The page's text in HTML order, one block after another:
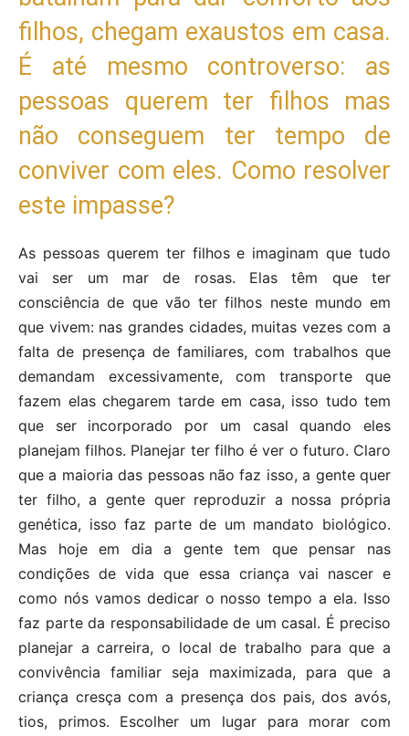
filhos, chegam exaustos em casa.
É até mesmo controverso: as
pessoas querem ter filhos mas
não conseguem ter tempo de
conviver com eles. Como resolver
este impasse?
As pessoas querem ter filhos e imaginam que tudo
vai ser um mar de rosas. Elas têm que ter
consciência de que vão ter filhos neste mundo em
que vivem: nas grandes cidades, muitas vezes com a
falta de presença de familiares, com trabalhos que
demandam excessivamente, com transporte que
fazem elas chegarem tarde em casa, isso tudo tem
que ser incorporado por um casal quando eles
planejam filhos. Planejar ter filho é ver o futuro. Claro
que a maioria das pessoas não faz isso, a gente quer
ter filho, a gente quer reproduzir a nossa própria
genética, isso faz parte de um mandato biológico.
Mas hoje em dia a gente tem que pensar nas
condições de vida que essa criança vai nascer e
como nós vamos dedicar o nosso tempo a ela. Isso
faz parte da responsabilidade de um casal. É preciso
planejar a carreira, o local de trabalho para que a
convivência familiar seja maximizada, para que a
criança cresça com a presença dos pais, dos avós,
tios, primos. Escolher um lugar para morar com